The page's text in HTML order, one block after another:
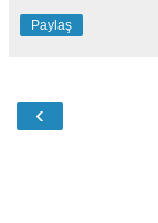
Paylaş
‹